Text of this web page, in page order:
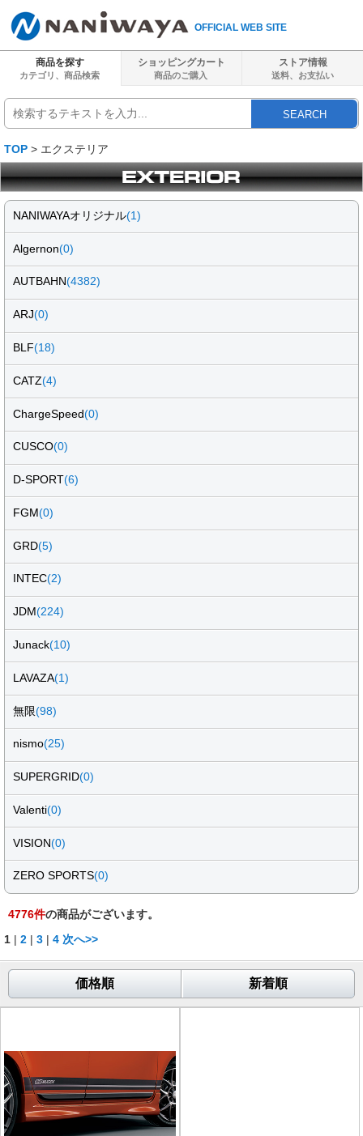
OFFICIAL WEB SITE
商品を探す
カテゴリ、商品検索
ショッピングカート
商品のご購入
ストア情報
送料、 お支払い
SEARCH
TOP > エクステリア
NANIWAYAオリジナル(1)
Algernon(0)
AUTBAHN(4382)
ARJ(0)
BLF(18)
CATZ(4)
ChargeSpeed(0)
CUSCO(0)
D-SPORT(6)
FGM(0)
GRD(5)
INTEC(2)
JDM(224)
Junack(10)
LAVAZA(1)
無限(98)
nismo(25)
SUPERGRID(0)
Valenti(0)
VISION(0)
ZERO SPORTS(0)
4776件の商品がございます。
1 | 2 | 3 | 4 次へ>>
価格順 新着順